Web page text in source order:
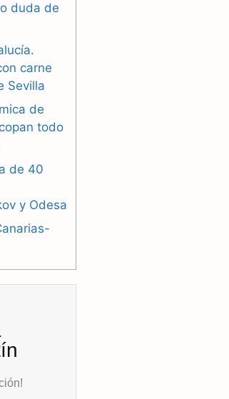
duda de
carne
Sevilla
de
todo
de 40
y Odesa